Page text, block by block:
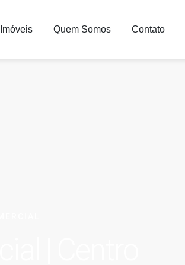
Imóveis Quem Somos Contato